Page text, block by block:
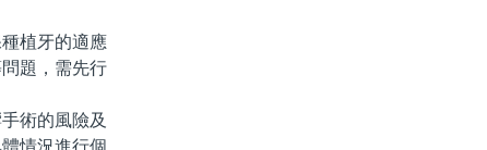
植牙的適應
題，需先行
術的風險及
情況進行個